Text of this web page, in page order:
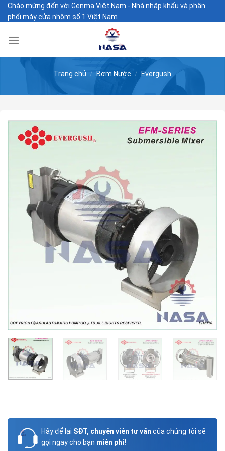
SkipChào mừng đến với Genma Việt Nam - Nhà nhập khẩu và phân
phối máy cửa nhôm số 1 Việt Nam
Trang chủ / Bơm Nước / Evergush
Hãy để lại SĐT, chuyên viên tư vấn của chúng tôi sẽ
gọi ngay cho bạn miễn phí!